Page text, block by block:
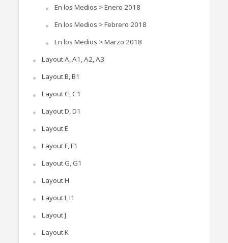
En los Medios > Enero 2018
En los Medios > Febrero 2018
En los Medios > Marzo 2018
Layout A, A1, A2, A3
Layout B, B1
Layout C, C1
Layout D, D1
Layout E
Layout F, F1
Layout G, G1
Layout H
Layout I, I1
Layout J
Layout K